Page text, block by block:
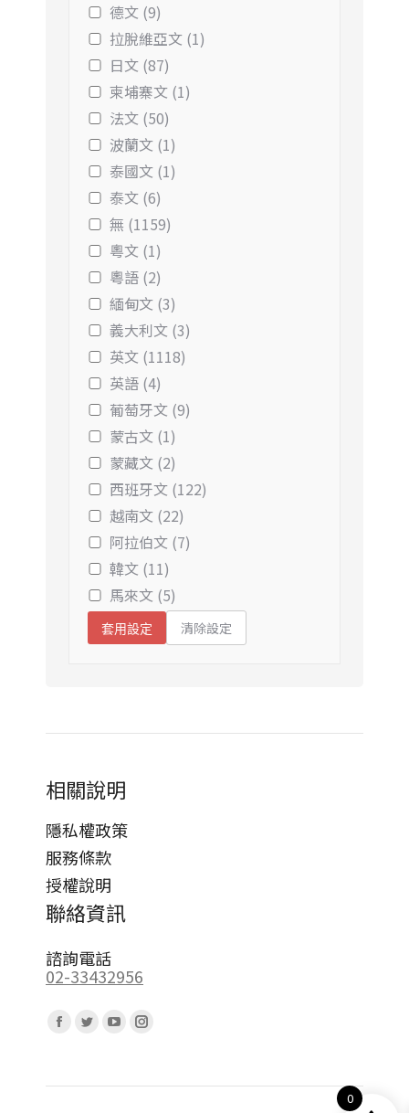
德文 (9)
拉脫維亞文 (1)
日文 (87)
柬埔寨文 (1)
法文 (50)
波蘭文 (1)
泰國文 (1)
泰文 (6)
無 (1159)
粵文 (1)
粵語 (2)
緬甸文 (3)
義大利文 (3)
英文 (1118)
英語 (4)
葡萄牙文 (9)
蒙古文 (1)
蒙藏文 (2)
西班牙文 (122)
越南文 (22)
阿拉伯文 (7)
韓文 (11)
馬來文 (5)
套用設定 清除設定
相關說明
隱私權政策
服務條款
授權說明
聯絡資訊
諮詢電話
02-33432956
Facebook
opens
Twitter
opens
YouTube
opens
Instagram
opens
0